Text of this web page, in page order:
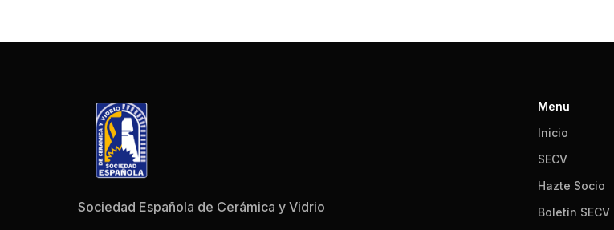
Sociedad Española de Cerámica y Vidrio
Menu
Inicio
SECV
Hazte Socio
Boletín SECV